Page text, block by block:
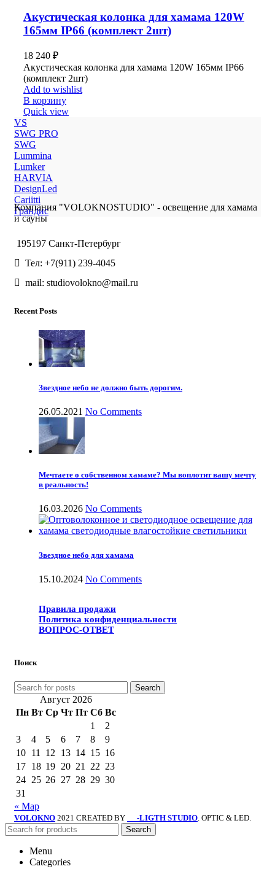
Акустическая колонка для хамама 120W
165мм IP66 (комплект 2шт)
18 240 ₽
Акустическая колонка для хамама 120W 165мм IP66
(комплект 2шт)
Add to wishlist
В корзину
Quick view
VS
SWG PRO
SWG
Lummina
Lumker
HARVIA
DesignLed
Cariitti
Грандис
Компания "VOLOKNOSTUDIO" - освещение для хамама
и сауны
195197 Санкт-Петербург
Тел: +7(911) 239-4045
mail: studiovolokno@mail.ru
Recent Posts
Звездное небо не должно быть дорогим.
26.05.2021 No Comments
Мечтаете о собственном хамаме? Мы воплотит вашу мечту
в реальность!
16.03.2026 No Comments
Звездное небо для хамама
15.10.2024 No Comments
Правила продажи
Политика конфиденциальности
ВОПРОС-ОТВЕТ
Поиск
Search
Август 2026
Пн Вт Ср Чт Пт Сб Вс
1
2
3
4 5 6 7 8
9
10 11 12 13 14 15 16
17 18 19 20 21 22 23
24 25 26 27 28 29 30
31
« Мар
VOLOKNO 2021 CREATED BY -LIGTH STUDIO. OPTIC & LED.
Search
Menu
Categories